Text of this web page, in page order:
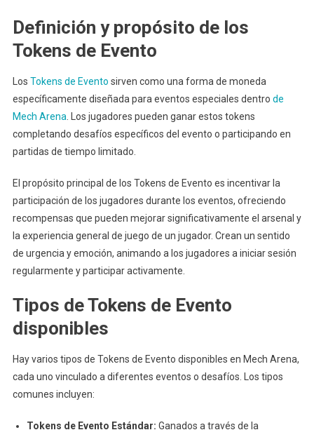
Definición y propósito de los
Tokens de Evento
Los Tokens de Evento sirven como una forma de moneda
específicamente diseñada para eventos especiales dentro de
Mech Arena. Los jugadores pueden ganar estos tokens
completando desafíos específicos del evento o participando en
partidas de tiempo limitado.
El propósito principal de los Tokens de Evento es incentivar la
participación de los jugadores durante los eventos, ofreciendo
recompensas que pueden mejorar significativamente el arsenal y
la experiencia general de juego de un jugador. Crean un sentido
de urgencia y emoción, animando a los jugadores a iniciar sesión
regularmente y participar activamente.
Tipos de Tokens de Evento
disponibles
Hay varios tipos de Tokens de Evento disponibles en Mech Arena,
cada uno vinculado a diferentes eventos o desafíos. Los tipos
comunes incluyen:
Tokens de Evento Estándar: Ganados a través de la